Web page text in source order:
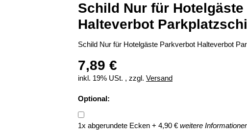
Schild Nur für
Halteverbot
Schild Nur für Hotelgäste Parkverbot Halteverbot
7,89 €
inkl. 19% USt. , zzgl. Versand
Optional:
1x abgerundete Ecken + 4,90 € weitere